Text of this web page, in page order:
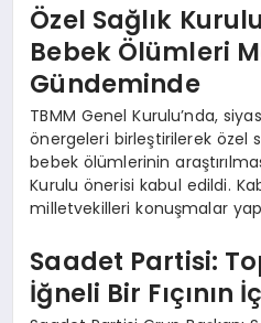
Özel Sağlık
Bebek Ölümleri
Gündeminde
TBMM Genel Kurulu’nda,
önergeleri birleştirilerek özel
bebek ölümlerinin
Kurulu önerisi kabul edildi.
milletvekilleri konuşmalar
Saadet Partisi:
İğneli Bir Fıçının